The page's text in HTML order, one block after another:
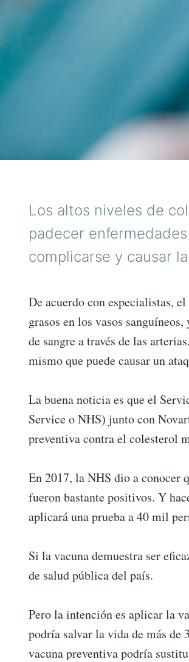
Los altos niveles de
padecer
complicarse y causar
De acuerdo con especialistas,
grasos en los vasos
de sangre a través de las
mismo que puede causar un
La buena noticia es que el
Service o NHS) junto con
preventiva contra el colesterol
En 2017, la NHS dio a conocer
fueron bastante positivos. Y
aplicará una prueba a 40 mil
Si la vacuna demuestra ser
de salud pública del país.
Pero la intención es aplicar la
podría salvar la vida de más de
vacuna preventiva podría